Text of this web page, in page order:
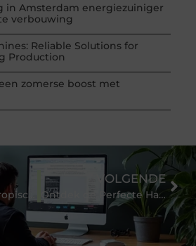
in Amsterdam energiezuiniger
verbouwing
Reliable Solutions for
Production
zomerse boost met
VOLGENDE
Ontdek de Perfecte Handbaldoelen voor Jouw Training en Wedstrijden